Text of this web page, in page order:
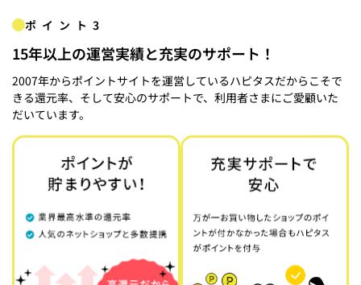
ポイント3
15年以上の運営実績と充実のサポート！
2007年からポイントサイトを運営しているハピタスだからこそで
きる還元率、そして安心のサポートで、利用者さまにご愛顧いた
だいています。